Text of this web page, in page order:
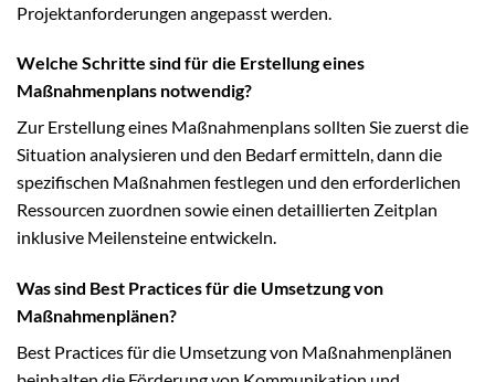
Projektanforderungen angepasst werden.
Welche Schritte sind für die Erstellung eines
Maßnahmenplans notwendig?
Zur Erstellung eines Maßnahmenplans sollten Sie zuerst die
Situation analysieren und den Bedarf ermitteln, dann die
spezifischen Maßnahmen festlegen und den erforderlichen
Ressourcen zuordnen sowie einen detaillierten Zeitplan
inklusive Meilensteine entwickeln.
Was sind Best Practices für die Umsetzung von
Maßnahmenplänen?
Best Practices für die Umsetzung von Maßnahmenplänen